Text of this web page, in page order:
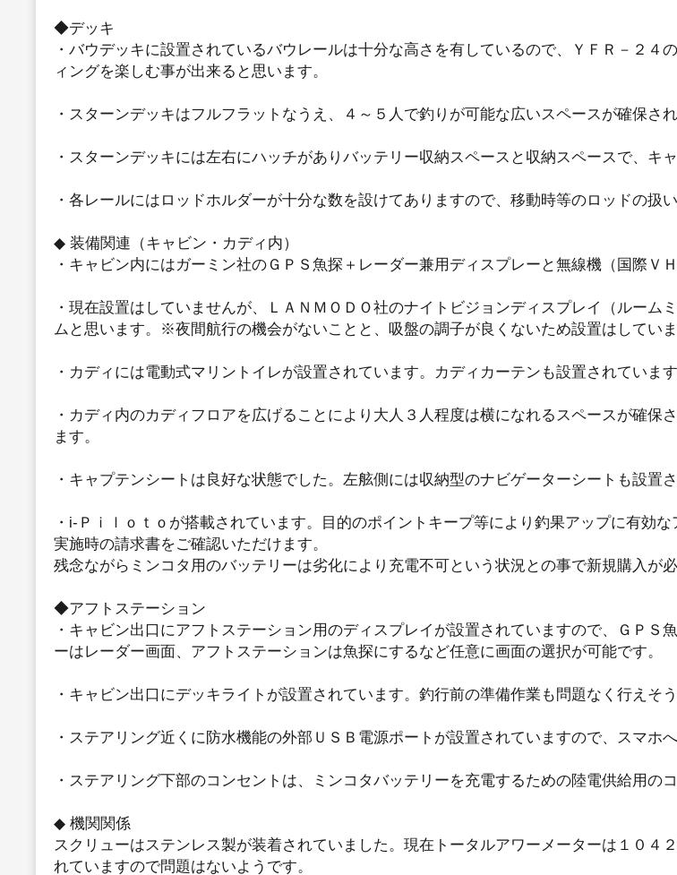
◆デッキ
・バウデッキに設置されているバウレールは十分な高さを有しているので、ＹＦＲ－２
ィングを楽しむ事が出来ると思います。
・スターンデッキはフルフラットなうえ、４～５人で釣りが可能な広いスペースが確保され
・スターンデッキには左右にハッチがありバッテリー収納スペースと収納スペースで、キ
・各レールにはロッドホルダーが十分な数を設けてありますので、移動時等のロッドの扱
◆ 装備関連（キャビン・カディ内）
・キャビン内にはガーミン社のＧＰＳ魚探＋レーダー兼用ディスプレーと無線機（国際Ｖ
・現在設置はしていませんが、ＬＡＮＭＯＤＯ社のナイトビジョンディスプレイ（ルー
ムと思います。※夜間航行の機会がないことと、吸盤の調子が良くないため設置はしていま
・カディには電動式マリントイレが設置されています。カディカーテンも設置されていま
・カディ内のカディフロアを広げることにより大人３人程度は横になれるスペースが確
ます。
・キャプテンシートは良好な状態でした。左舷側には収納型のナビゲーターシートも設置
・i-Ｐｉｌｏｔｏが搭載されています。目的のポイントキープ等により釣果アップに有
実施時の請求書をご確認いただけます。
残念ながらミンコタ用のバッテリーは劣化により充電不可という状況との事で新規購入が必
◆アフトステーション
・キャビン出口にアフトステーション用のディスプレイが設置されていますので、ＧＰ
ーはレーダー画面、アフトステーションは魚探にするなど任意に画面の選択が可能です。
・キャビン出口にデッキライトが設置されています。釣行前の準備作業も問題なく行えそう
・ステアリング近くに防水機能の外部ＵＳＢ電源ポートが設置されていますので、スマホ
・ステアリング下部のコンセントは、ミンコタバッテリーを充電するための陸電供給用の
◆ 機関関係
スクリューはステンレス製が装着されていました。現在トータルアワーメーターは１０４
れていますので問題はないようです。